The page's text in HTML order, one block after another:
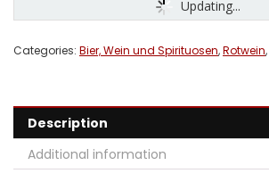
Updating...
Categories: Bier, Wein und Spirituosen,Rotwein,
Description
Additional information